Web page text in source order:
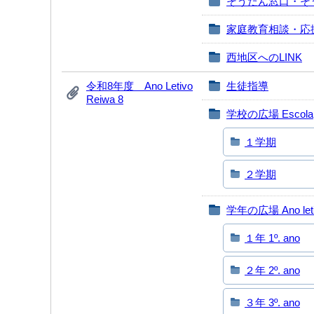
家庭教育相談・応
西地区へのLINK
令和8年度 Ano Letivo
Reiwa 8
生徒指導
学校の広場 Escola
１学期
２学期
学年の広場 Ano
１年 1º. ano
２年 2º. ano
３年 3º. ano